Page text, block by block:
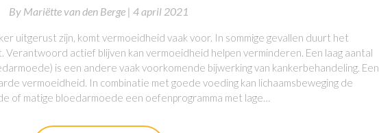
By Mariëtte van den Berge | 4 april 2021
uitgerust zijn, komt vermoeidheid vaak voor. In sommige gevallen duurt het
Verantwoord actief blijven kan vermoeidheid helpen verminderen. Een laag aantal
is een andere vaak voorkomende bijwerking van kankerbehandeling. Een
vermoeidheid. In combinatie met goede voeding kan lichaamsbeweging de
of matige bloedarmoede een oefenprogramma met lage…